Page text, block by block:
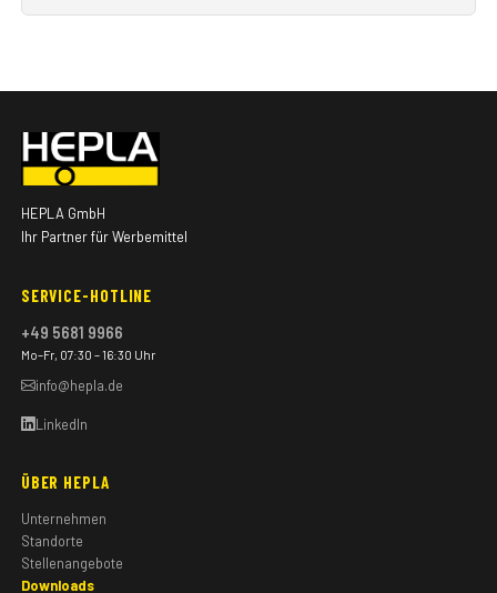
HEPLA GmbH
Ihr Partner für Werbemittel
SERVICE-HOTLINE
+49 5681 9966
Mo–Fr, 07:30 – 16:30 Uhr
info@hepla.de
LinkedIn
ÜBER HEPLA
Unternehmen
Standorte
Stellenangebote
Downloads